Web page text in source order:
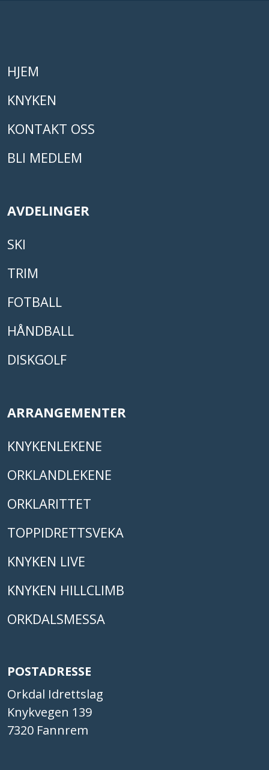
HJEM
KNYKEN
KONTAKT OSS
BLI MEDLEM
AVDELINGER
SKI
TRIM
FOTBALL
HÅNDBALL
DISKGOLF
ARRANGEMENTER
KNYKENLEKENE
ORKLANDLEKENE
ORKLARITTET
TOPPIDRETTSVEKA
KNYKEN LIVE
KNYKEN HILLCLIMB
ORKDALSMESSA
POSTADRESSE
Orkdal Idrettslag
Knykvegen 139
7320 Fannrem